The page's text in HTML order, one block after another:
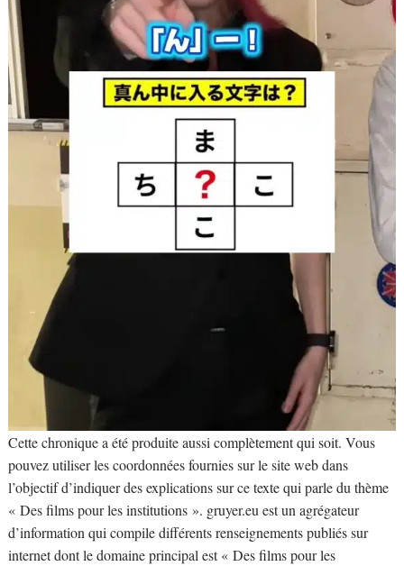
Cette chronique a été produite aussi complètement qui soit. Vous
pouvez utiliser les coordonnées fournies sur le site web dans
l’objectif d’indiquer des explications sur ce texte qui parle du thème
« Des films pour les institutions ». gruyer.eu est un agrégateur
d’information qui compile différents renseignements publiés sur
internet dont le domaine principal est « Des films pour les